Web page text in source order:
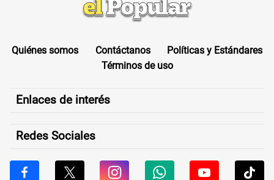
Quiénes somos Contáctanos
Políticas y Estándares
Términos de uso
Enlaces de interés
Redes Sociales